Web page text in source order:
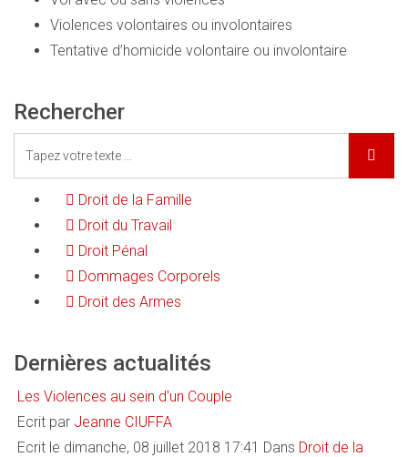
Violences volontaires ou involontaires
Tentative d’homicide volontaire ou involontaire
Rechercher
Droit de la Famille
Droit du Travail
Droit Pénal
Dommages Corporels
Droit des Armes
Dernières actualités
Les Violences au sein d'un Couple
Ecrit par Jeanne CIUFFA
Ecrit le dimanche, 08 juillet 2018 17:41 Dans Droit de la